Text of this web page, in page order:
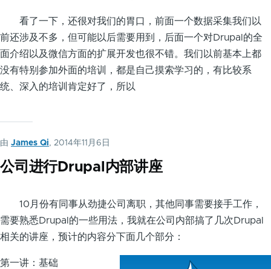
看了一下，还很对我们的胃口，前面一个数据采集我们以
前还涉及不多，但可能以后需要用到，后面一个对Drupal的全
面介绍以及微信方面的扩展开发也很不错。我们以前基本上都
没有特别参加外面的培训，都是自己摸索学习的，有比较系
统、深入的培训肯定好了，所以
由 James Qi, 2014年11月6日
公司进行Drupal内部讲座
10月份有同事从劲捷公司离职，其他同事需要接手工作，
需要熟悉Drupal的一些用法，我就在公司内部搞了几次Drupal
相关的讲座，预计的内容分下面几个部分：
第一讲：基础